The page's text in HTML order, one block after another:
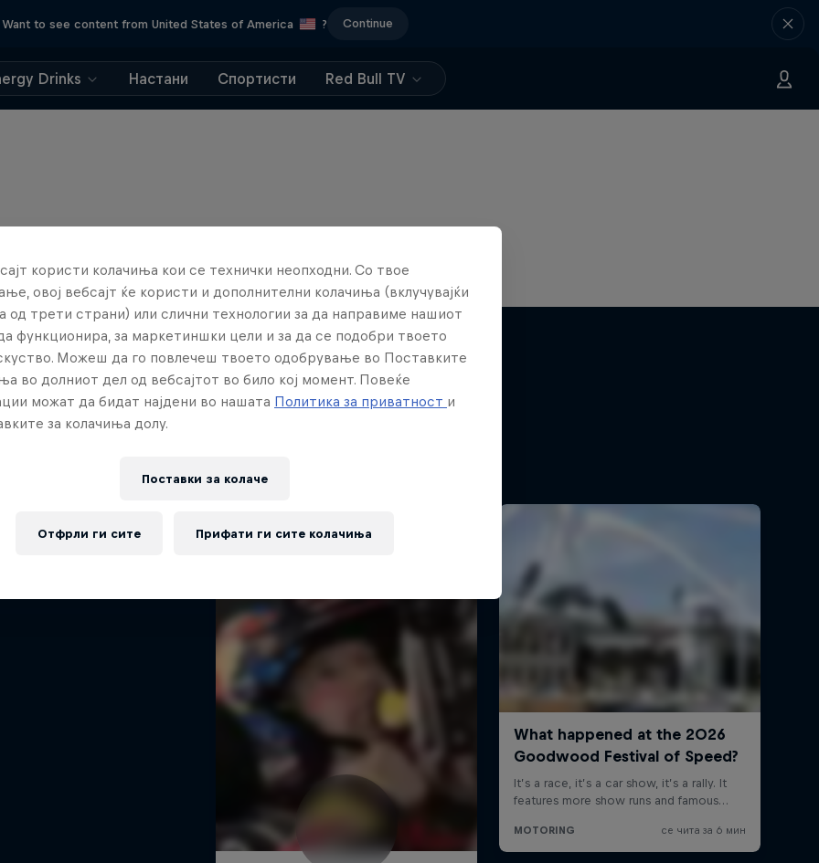
Want to see content from United States of America ? Continue
Drinks Настани Спортисти Red Bull TV
Повеќе слична содржина
Journey to Dakar
Performance on their journey
користи колачиња кои се технички неопходни. Со твое
овој вебсајт ќе користи и дополнителни колачиња (вклучувајќи
од трети страни) или слични технологии за да направиме нашиот
функционира, за маркетиншки цели и за да се подобри твоето
Можеш да го повлечеш твоето одобрување во Поставките
во долниот дел од вебсајтот во било кој момент. Повеќе
можат да бидат најдени во нашата Политика за приватност и
за колачиња долу.
Поставки за колачe
Отфрли ги сите Прифати ги сите колачиња